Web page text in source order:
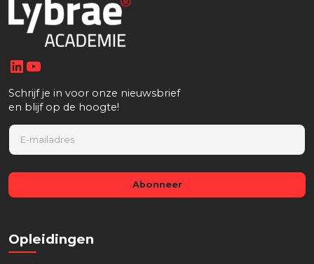
LinkedIn
Schrijf je in voor onze nieuwsbrief
en blijf op de hoogte!
E
a
i
*
Abonneer
Opleidingen